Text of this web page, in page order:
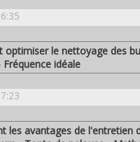
optimiser le nettoyage des
idéale
les avantages de l'entretien